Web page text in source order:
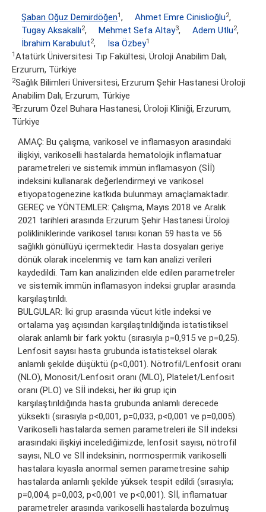
Şaban Oğuz Demirdöğen1, Ahmet Emre Cinislioğlu2,
Tugay Aksakallı2, Mehmet Sefa Altay3, Adem Utlu2,
İbrahim Karabulut2, İsa Özbey1
1Atatürk Üniversitesi Tıp Fakültesi, Üroloji Anabilim Dalı,
Erzurum, Türkiye
2Sağlık Bilimleri Üniversitesi, Erzurum Şehir Hastanesi Üroloji
Anabilim Dalı, Erzurum, Türkiye
3Erzurum Özel Buhara Hastanesi, Üroloji Kliniği, Erzurum,
Türkiye
AMAÇ: Bu çalışma, varikosel ve inflamasyon arasındaki
ilişkiyi, varikoselli hastalarda hematolojik inflamatuar
parametreleri ve sistemik immün inflamasyon (Sİİ)
indeksini kullanarak değerlendirmeyi ve varikosel
etiyopatogenezine katkıda bulunmayı amaçlamaktadır.
GEREÇ ve YÖNTEMLER: Çalışma, Mayıs 2018 ve Aralık
2021 tarihleri arasında Erzurum Şehir Hastanesi Üroloji
polikliniklerinde varikosel tanısı konan 59 hasta ve 56
sağlıklı gönüllüyü içermektedir. Hasta dosyaları geriye
dönük olarak incelenmiş ve tam kan analizi verileri
kaydedildi. Tam kan analizinden elde edilen parametreler
ve sistemik immün inflamasyon indeksi gruplar arasında
karşılaştırıldı.
BULGULAR: İki grup arasında vücut kitle indeksi ve
ortalama yaş açısından karşılaştırıldığında istatistiksel
olarak anlamlı bir fark yoktu (sırasıyla p=0,915 ve p=0,25).
Lenfosit sayısı hasta grubunda istatisteksel olarak
anlamlı şekilde düşüktü (p<0,001). Nötrofil/Lenfosit oranı
(NLO), Monosit/Lenfosit oranı (MLO), Platelet/Lenfosit
oranı (PLO) ve Sİİ indeksi, her iki grup için
karşılaştırıldığında hasta grubunda anlamlı derecede
yüksekti (sırasıyla p<0,001, p=0,033, p<0,001 ve p=0,005).
Varikoselli hastalarda semen parametreleri ile Sİİ indeksi
arasındaki ilişkiyi incelediğimizde, lenfosit sayısı, nötrofil
sayısı, NLO ve Sİİ indeksinin, normospermik varikoselli
hastalara kıyasla anormal semen parametresine sahip
hastalarda anlamlı şekilde yüksek tespit edildi (sırasıyla;
p=0,004, p=0,003, p<0,001 ve p<0,001). Sİİ, inflamatuar
parametreler arasında varikoselli hastalarda bozulmuş